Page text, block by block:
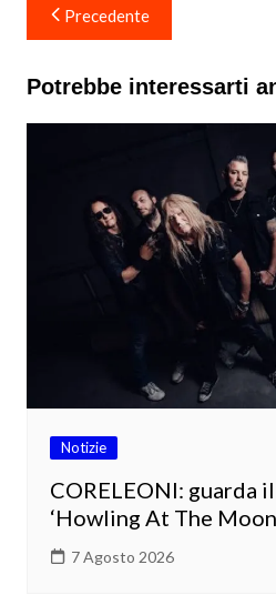
Navigazione
articoli
Precedente
Potrebbe interessarti
Notizie
CORELEONI: guarda
‘Howling At The
7 Agosto 2026